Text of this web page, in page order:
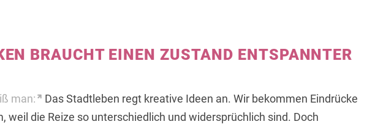
BRAUCHT EINEN ZUSTAND ENTSPANNTER
man:
Das Stadtleben regt kreative Ideen an. Wir bekommen Eindrücke
weil die Reize so unterschiedlich und widersprüchlich sind. Doch